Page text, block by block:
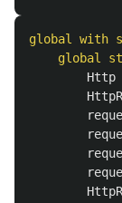
global with
global
Http